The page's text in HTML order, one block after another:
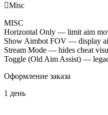
Misc
MISC
Horizontal Only — limit aim
Show Aimbot FOV — display
Stream Mode — hides cheat
Toggle (Old Aim Assist) —
Оформление заказа
1 день